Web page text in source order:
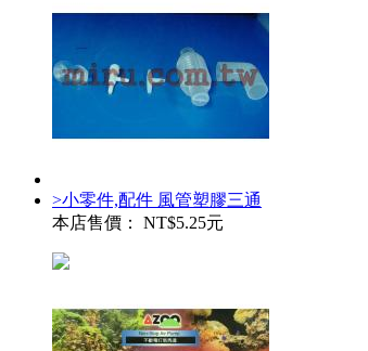
>小零件,配件 風管塑膠三通
本店售價： NT$5.25元